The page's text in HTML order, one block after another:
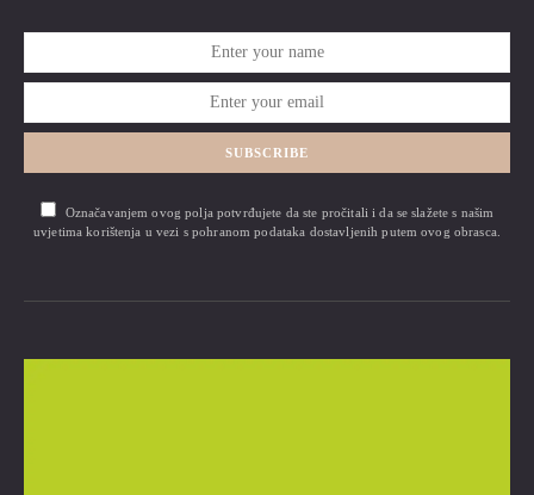
SUBSCRIBE
Označavanjem ovog polja potvrđujete da ste pročitali i da se slažete s našim
uvjetima korištenja u vezi s pohranom podataka dostavljenih putem ovog obrasca.